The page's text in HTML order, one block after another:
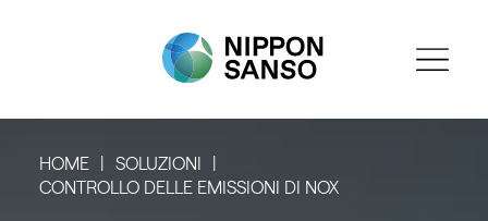
HOME
SOLUZIONI
CONTROLLO DELLE EMISSIONI DI NOX